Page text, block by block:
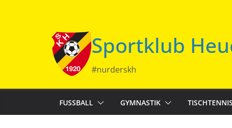
Sportklub
#nurderskh
FUSSBALL GYMNASTIK TISCHTENNIS